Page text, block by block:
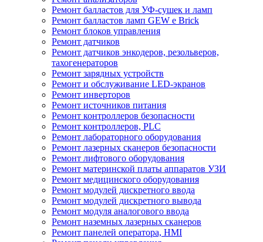
Ремонт балластов для УФ-сушек и ламп
Ремонт балластов ламп GEW e Brick
Ремонт блоков управления
Ремонт датчиков
Ремонт датчиков энкодеров, резольверов,
тахогенераторов
Ремонт зарядных устройств
Ремонт и обслуживание LED-экранов
Ремонт инверторов
Ремонт источников питания
Ремонт контроллеров безопасности
Ремонт контроллеров, PLC
Ремонт лабораторного оборудования
Ремонт лазерных сканеров безопасности
Ремонт лифтового оборудования
Ремонт материнской платы аппаратов УЗИ
Ремонт медицинского оборудования
Ремонт модулей дискретного ввода
Ремонт модулей дискретного вывода
Ремонт модуля аналогового ввода
Ремонт наземных лазерных сканеров
Ремонт панелей оператора, HMI